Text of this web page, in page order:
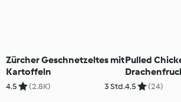
Zürcher Geschnetzeltes mit
Kartoffeln
4.5 (2.8K) 3 Std.
Pulled
4.5 (24)